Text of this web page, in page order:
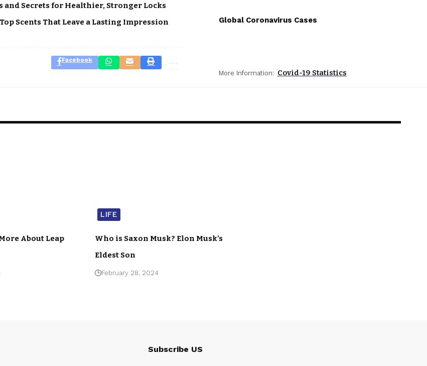
and Secrets for Healthier, Stronger Locks
Scents That Leave a Lasting Impression
Facebook
Global Coronavirus Cases
More Information: Covid-19 Statistics
About Leap
LIFE
Who is Saxon Musk? Elon Musk’s
Eldest Son
February 28, 2024
Subscribe US